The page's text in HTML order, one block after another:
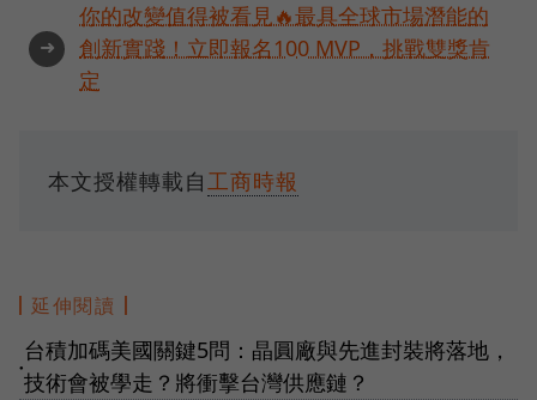
➜
你的改變值得被看見🔥最具全球市場潛能的
創新實踐！立即報名100 MVP，挑戰雙獎肯
定
本文授權轉載自工商時報
延伸閱讀
●
台積加碼美國關鍵5問：晶圓廠與先進封裝將落地，
技術會被學走？將衝擊台灣供應鏈？